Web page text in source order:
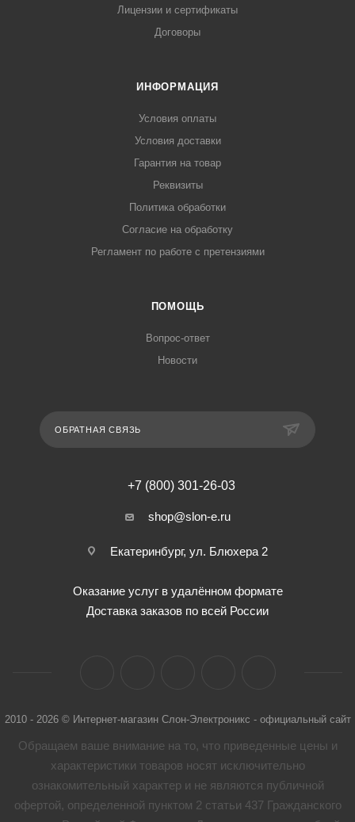
Лицензии и сертификаты
Договоры
ИНФОРМАЦИЯ
Условия оплаты
Условия доставки
Гарантия на товар
Реквизиты
Политика обработки
Согласие на обработку
Регламент по работе с претензиями
ПОМОЩЬ
Вопрос-ответ
Новости
ОБРАТНАЯ СВЯЗЬ
+7 (800) 301-26-03
shop@slon-e.ru
Екатеринбург, ул. Блюхера 2
Оказание услуг в удалённом формате
Доставка заказов по всей России
2010 - 2026 © Интернет-магазин Слон-Электроникс - официальный сайт
Обращаем ваше внимание на то, что приведенные цены и
характеристики товaров носят исключительно
ознакомительный характер и не являются публичной
офертой, определенной пунктом 2 статьи 437 Гражданского